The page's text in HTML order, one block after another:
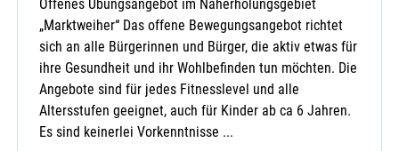
Offenes Übungsangebot im Naherholungsgebiet
„Marktweiher“ Das offene Bewegungsangebot richtet
sich an alle Bürgerinnen und Bürger, die aktiv etwas für
ihre Gesundheit und ihr Wohlbefinden tun möchten. Die
Angebote sind für jedes Fitnesslevel und alle
Altersstufen geeignet, auch für Kinder ab ca 6 Jahren.
Es sind keinerlei Vorkenntnisse ...